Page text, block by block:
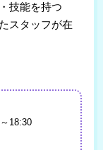
技能を持つ
スタッフが在
18:30